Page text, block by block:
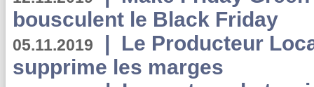
bousculent le Black Friday
05.11.2019 | Le Producteur
supprime les marges